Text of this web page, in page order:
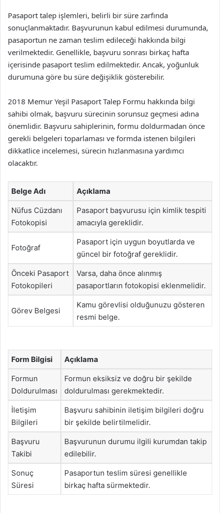
Pasaport talep işlemleri, belirli bir süre zarfında
sonuçlanmaktadır. Başvurunun kabul edilmesi durumunda,
pasaportun ne zaman teslim edileceği hakkında bilgi
verilmektedir. Genellikle, başvuru sonrası birkaç hafta
içerisinde pasaport teslim edilmektedir. Ancak, yoğunluk
durumuna göre bu süre değişiklik gösterebilir.
2018 Memur Yeşil Pasaport Talep Formu hakkında bilgi
sahibi olmak, başvuru sürecinin sorunsuz geçmesi adına
önemlidir. Başvuru sahiplerinin, formu doldurmadan önce
gerekli belgeleri toparlaması ve formda istenen bilgileri
dikkatlice incelemesi, sürecin hızlanmasına yardımcı
olacaktır.
Belge Adı Açıklama
Nüfus Cüzdanı
Fotokopisi
Pasaport başvurusu için kimlik tespiti
amacıyla gereklidir.
Fotoğraf
Pasaport için uygun boyutlarda ve
güncel bir fotoğraf gereklidir.
Önceki Pasaport
Fotokopileri
Varsa, daha önce alınmış
pasaportların fotokopisi eklenmelidir.
Görev Belgesi
Kamu görevlisi olduğunuzu gösteren
resmi belge.
Form Bilgisi Açıklama
Formun
Doldurulması
Formun eksiksiz ve doğru bir şekilde
doldurulması gerekmektedir.
İletişim
Bilgileri
Başvuru sahibinin iletişim bilgileri doğru
bir şekilde belirtilmelidir.
Başvuru
Takibi
Başvurunun durumu ilgili kurumdan takip
edilebilir.
Sonuç
Süresi
Pasaportun teslim süresi genellikle
birkaç hafta sürmektedir.